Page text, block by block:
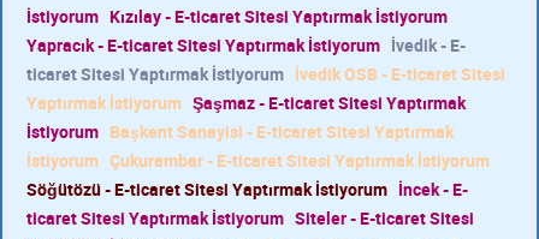
İstiyorum Kızılay - E-ticaret Sitesi Yaptırmak İstiyorum
Yapracık - E-ticaret Sitesi Yaptırmak İstiyorum İvedik - E-
ticaret Sitesi Yaptırmak İstiyorum İvedik OSB - E-ticaret Sitesi
Yaptırmak İstiyorum Şaşmaz - E-ticaret Sitesi Yaptırmak
İstiyorum Başkent Sanayisi - E-ticaret Sitesi Yaptırmak
İstiyorum Çukurambar - E-ticaret Sitesi Yaptırmak İstiyorum
Söğütözü - E-ticaret Sitesi Yaptırmak İstiyorum İncek - E-
ticaret Sitesi Yaptırmak İstiyorum Siteler - E-ticaret Sitesi